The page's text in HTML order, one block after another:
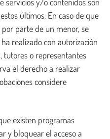
últimos. En caso de que
parte de un menor, se
realizado con autorización
tutores o representantes
el derecho a realizar
considere
existen programas
y bloquear el acceso a